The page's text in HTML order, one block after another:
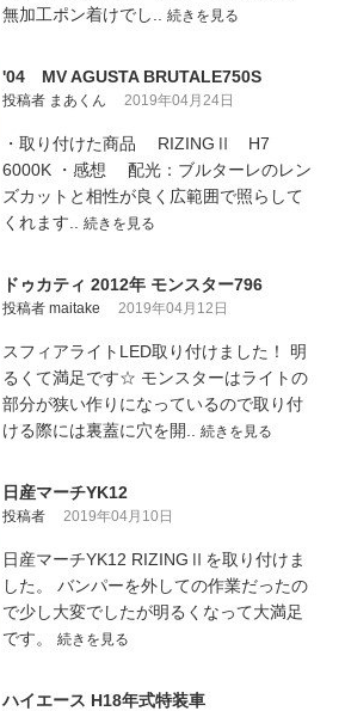
無加工ポン着けでし.. 続きを見る
'04 MV AGUSTA BRUTALE750S
投稿者 まあくん 2019年04月24日
・取り付けた商品 RIZINGⅡ H7
6000K ・感想 配光：ブルターレのレン
ズカットと相性が良く広範囲で照らして
くれます.. 続きを見る
ドゥカティ 2012年 モンスター796
投稿者 maitake 2019年04月12日
スフィアライトLED取り付けました！ 明
るくて満足です☆ モンスターはライトの
部分が狭い作りになっているので取り付
ける際には裏蓋に穴を開.. 続きを見る
日産マーチYK12
投稿者 2019年04月10日
日産マーチYK12 RIZINGⅡを取り付けま
した。 バンパーを外しての作業だったの
で少し大変でしたが明るくなって大満足
です。 続きを見る
ハイエース H18年式特装車